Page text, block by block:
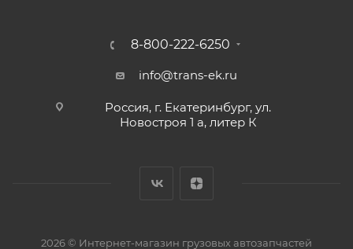
8-800-222-6250
info@trans-ek.ru
Россия, г. Екатеринбург, ул.
Новостроя 1 а, литер К
2026 © Интернет-магазин грузовых автозапчастей